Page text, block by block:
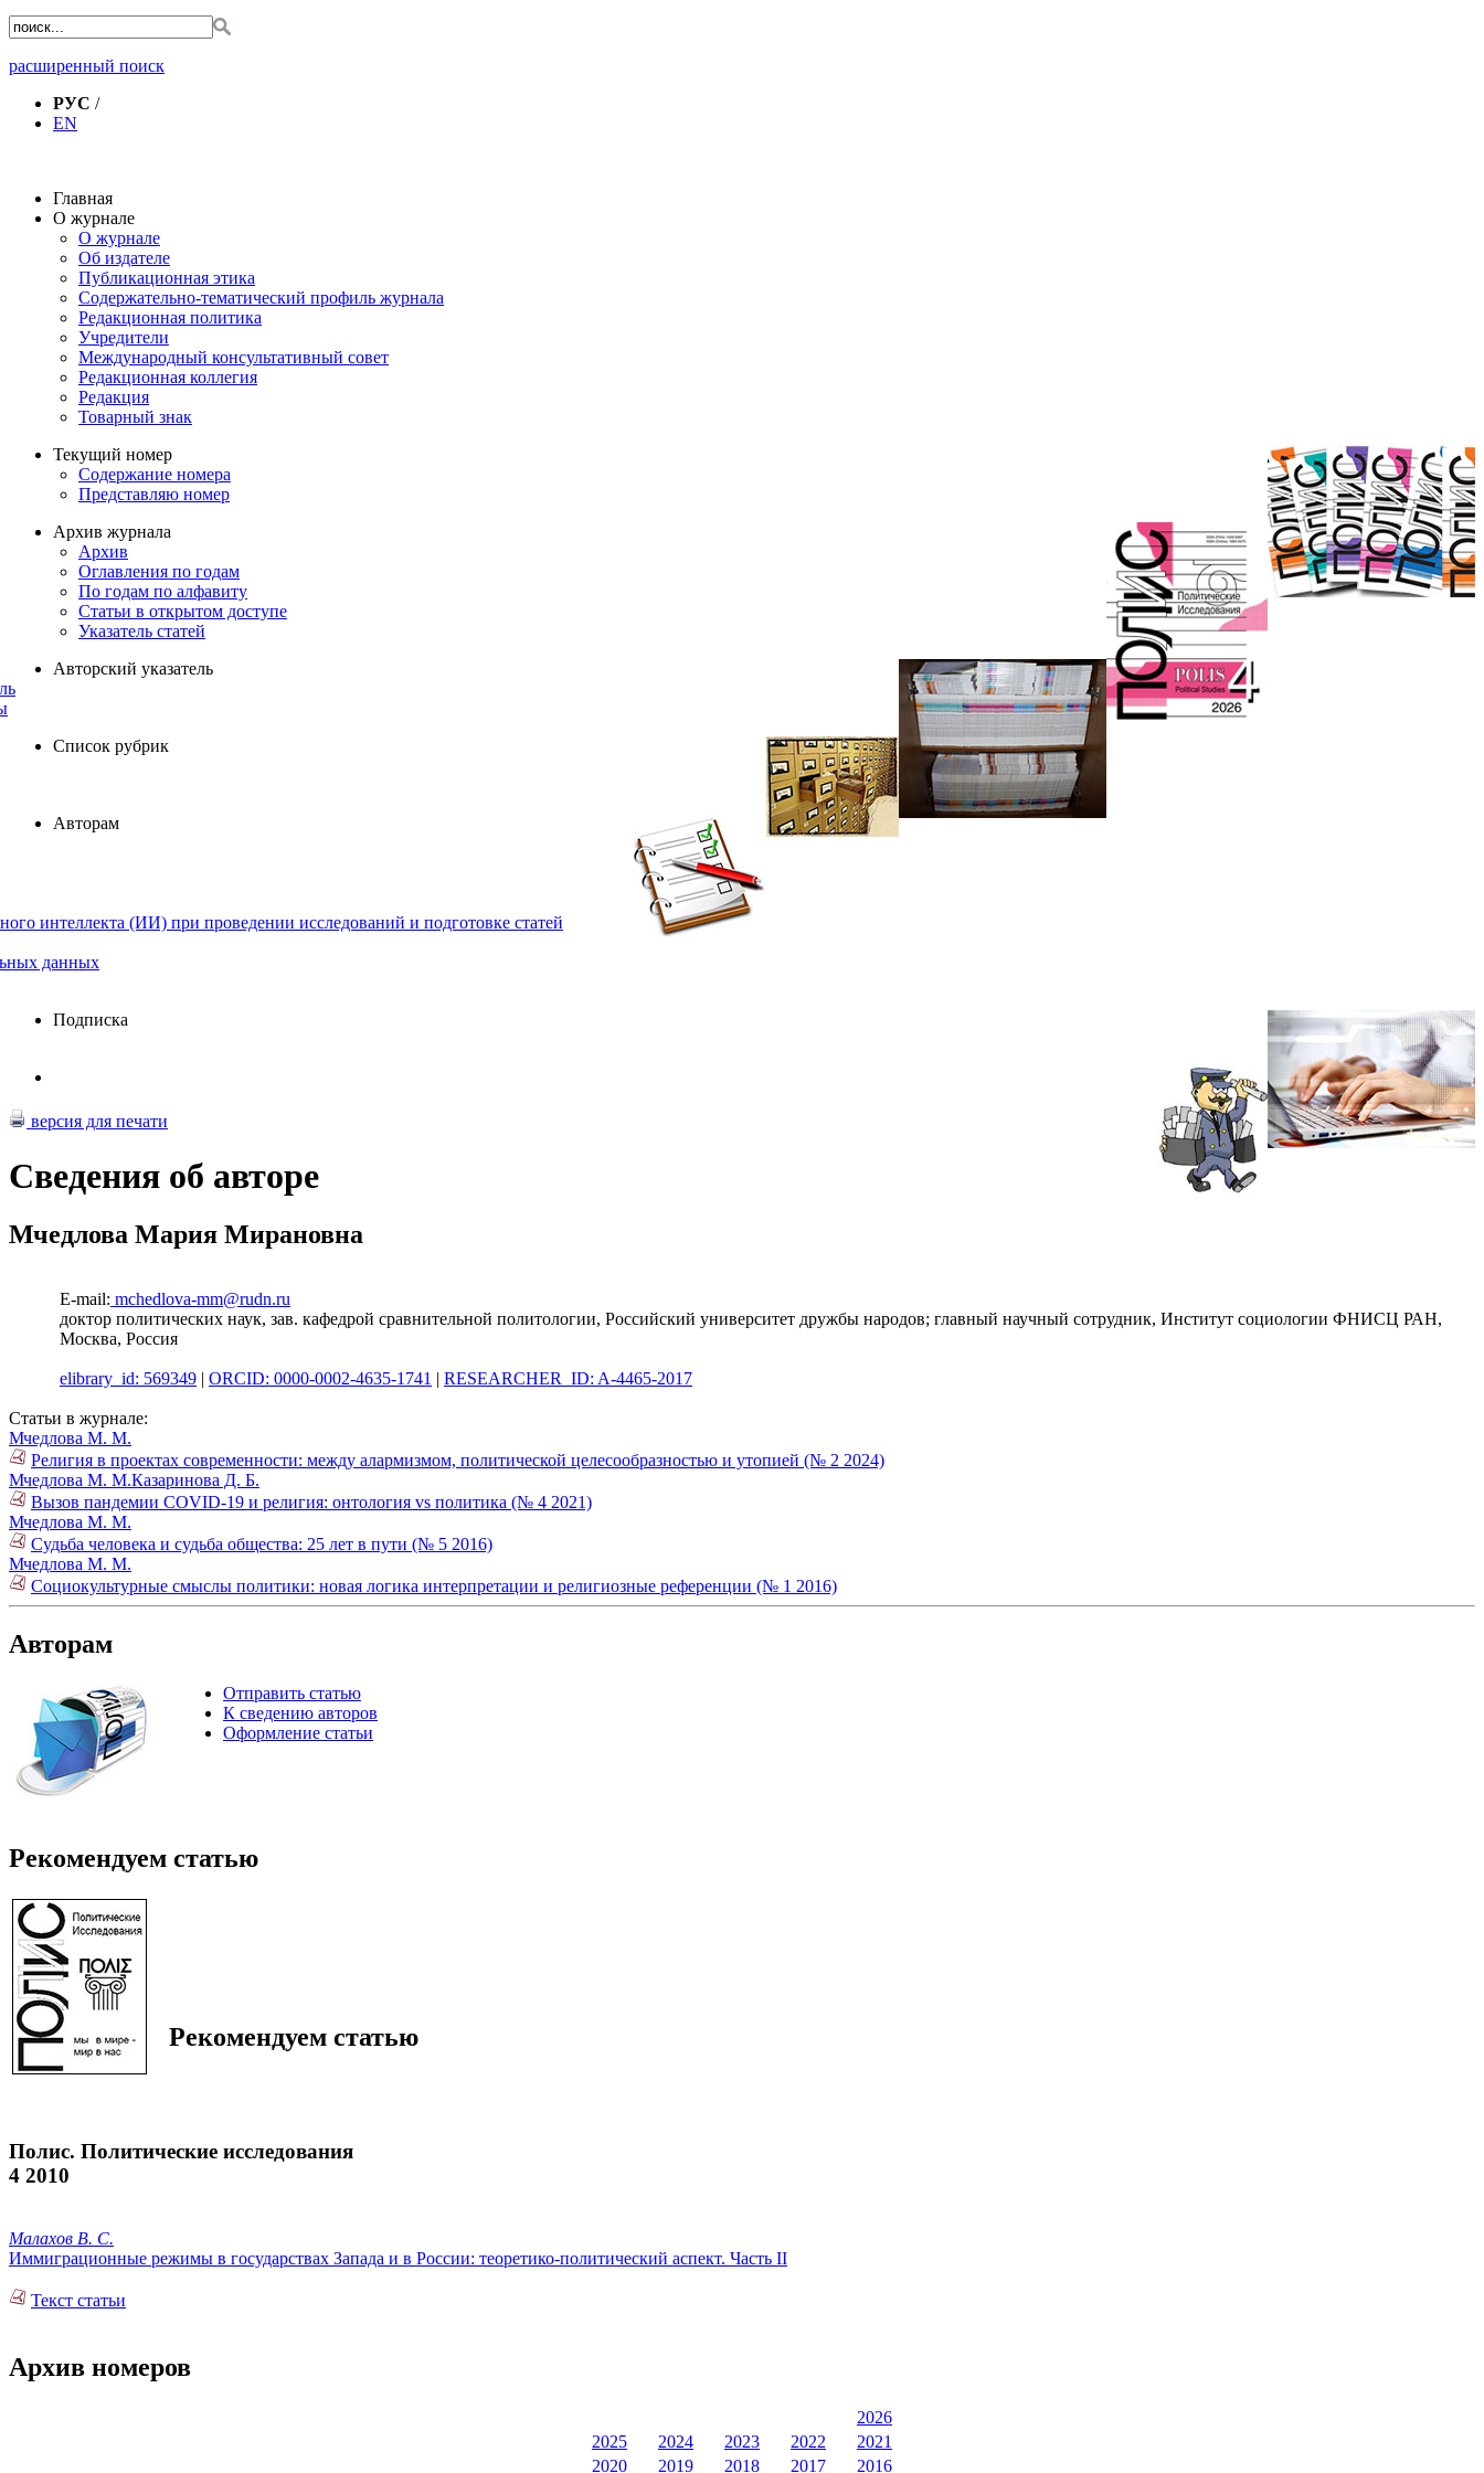
расширенный поиск
РУС /
EN
Главная
О журнале
О журнале
Об издателе
Публикационная этика
Содержательно-тематический профиль журнала
Редакционная политика
Учредители
Международный консультативный совет
Редакционная коллегия
Редакция
Товарный знак
Текущий номер
Содержание номера
Представляю номер
Архив журнала
Архив
Оглавления по годам
По годам по алфавиту
Статьи в открытом доступе
Указатель статей
Авторский указатель
Список рубрик
Авторам
интеллекта (ИИ) при проведении исследований и подготовке статей
данных
Подписка
версия для печати
Сведения об авторе
Мчедлова Мария Мирановна
E-mail: mchedlova-mm@rudn.ru
доктор политических наук, зав. кафедрой сравнительной политологии, Российский университет дружбы народов; главный научный сотрудник, Институт социологии ФНИСЦ РАН,
Москва, Россия
elibrary_id: 569349 | ORCID: 0000-0002-4635-1741 | RESEARCHER_ID: A-4465-2017
Статьи в журнале:
Мчедлова М. М.
Религия в проектах современности: между алармизмом, политической целесообразностью и утопией (№ 2 2024)
Мчедлова М. М.Казаринова Д. Б.
Вызов пандемии COVID-19 и религия: онтология vs политика (№ 4 2021)
Мчедлова М. М.
Судьба человека и судьба общества: 25 лет в пути (№ 5 2016)
Мчедлова М. М.
Социокультурные смыслы политики: новая логика интерпретации и религиозные референции (№ 1 2016)
Авторам
Отправить статью
К сведению авторов
Оформление статьи
Рекомендуем статью
Рекомендуем статью
Полис. Политические исследования
4 2010
Малахов В. С.
Иммиграционные режимы в государствах Запада и в России: теоретико-политический аспект. Часть II
Текст статьи
Архив номеров
2026
2025
2024 2023 2022
2021
2020
2019 2018 2017 2016